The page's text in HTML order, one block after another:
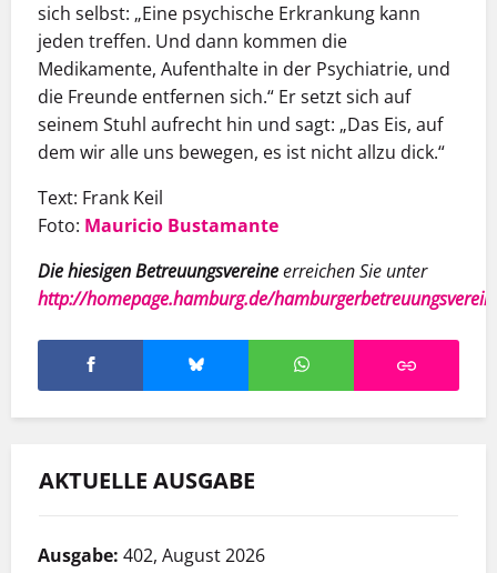
sich selbst: „Eine psychische Erkrankung kann
jeden treffen. Und dann kommen die
Medikamente, Aufenthalte in der Psychiatrie, und
die Freunde entfernen sich.“ Er setzt sich auf
seinem Stuhl aufrecht hin und sagt: „Das Eis, auf
dem wir alle uns bewegen, es ist nicht allzu dick.“
Text: Frank Keil
Foto: Mauricio Bustamante
Die hiesigen Betreuungsvereineerreichen Sie unter
http://homepage.hamburg.de/
AKTUELLE AUSGABE
Ausgabe: 402, August 2026